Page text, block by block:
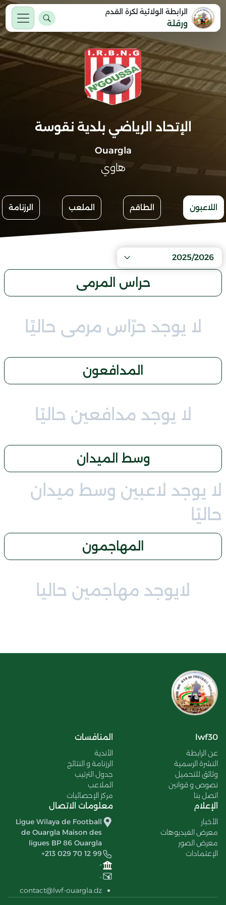
الرابطة الولائية لكرة القدم
ورقلة
الإتحاد الرياضي بلدية نقوسة
Ouargla
هاوي
اللاعبون الطاقم الملعب الرزنامة
2025/2026
حراس المرمى
لا يوجد حرّاس مرمى حاليًا
المدافعون
لا يوجد مدافعين حاليًا
وسط الميدان
لا يوجد لاعبين وسط ميدان
حاليًا
المهاجمون
لايوجد مهاجمين حاليا
lwf30
عن الرابطة
النشرة الرسمية
وثائق للتحميل
نصوص و قوانين
اتصل بنا
المنافسات
الأندية
الرزنامة و النتائج
جدول الترتيب
الملاعب
مركز الإحصائيات
الإعلام
الأخبار
معرض الفيديوهات
معرض الصور
الإعتمادات
معلومات الاتصال
Ligue Wilaya de Football
de Ouargla Maison des
ligues BP 86 Ouargla
+213 029 70 12 99
-
-
contact@lwf-ouargla.dz